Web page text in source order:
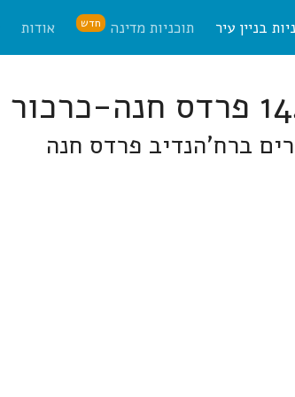
בניין עיר תוכניות מדינה חדש אודות
ברח'הנדיב פרדס חנה